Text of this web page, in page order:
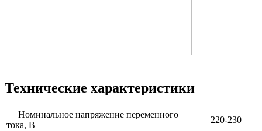
Технические характеристики
Номинальное напряжение переменного
тока, В
220-230